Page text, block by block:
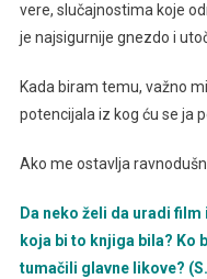
vere, slučajnostima koje
je najsigurnije gnezdo i
Kada biram temu, važno
potencijala iz kog ću se ja
Ako me ostavlja
Da neko želi da uradi
koja bi to knjiga bila? Ko
tumačili glavne likove?